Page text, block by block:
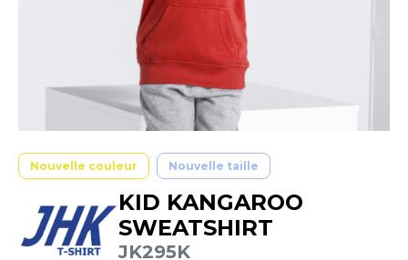
ECORESPONSABLE
Nouvelle couleur Nouvelle taille
KID KANGAROO
SWEATSHIRT
JK295K